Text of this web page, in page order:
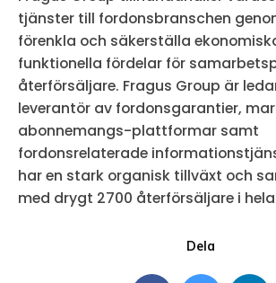
tjänster till fordonsbranschen
förenkla och säkerställa
funktionella fördelar för
återförsäljare. Fragus Group är
leverantör av fordonsgarantier,
abonnemangs-plattformar samt
fordonsrelaterade
har en stark organisk tillväxt och
med drygt 2700 återförsäljare i hela
Dela